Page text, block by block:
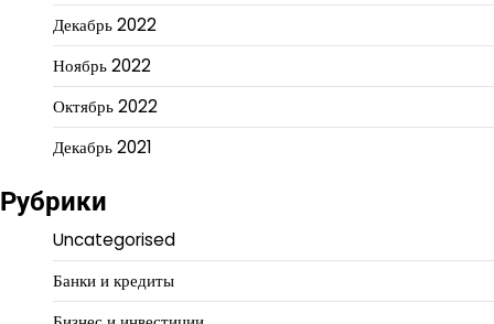
Декабрь 2022
Ноябрь 2022
Октябрь 2022
Декабрь 2021
Рубрики
Uncategorised
Банки и кредиты